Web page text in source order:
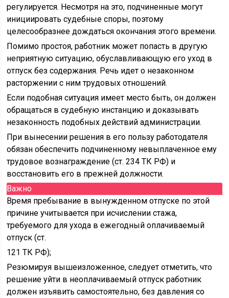
регулируется. Несмотря на это, подчиненные могут
инициировать судебные споры, поэтому
целесообразнее дождаться окончания этого времени.
Помимо простоя, работник может попасть в другую
неприятную ситуацию, обуславливающую его уход в
отпуск без содержания. Речь идет о незаконном
расторжении с ним трудовых отношений.
Если подобная ситуация имеет место быть, он должен
обращаться в судебную инстанцию и доказывать
незаконность подобных действий администрации.
При вынесении решения в его пользу работодателя
обязан обеспечить подчиненному невыплаченное ему
трудовое вознаграждение (ст. 234 ТК РФ) и
восстановить его в прежней должности.
Важно
Время пребывание в вынужденном отпуске по этой
причине учитывается при исчислении стажа,
требуемого для ухода в ежегодный оплачиваемый
отпуск (ст.
121 ТК РФ);
Резюмируя вышеизложенное, следует отметить, что
решение уйти в неоплачиваемый отпуск работник
должен изъявить самостоятельно, без давления со